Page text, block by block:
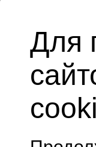
Для